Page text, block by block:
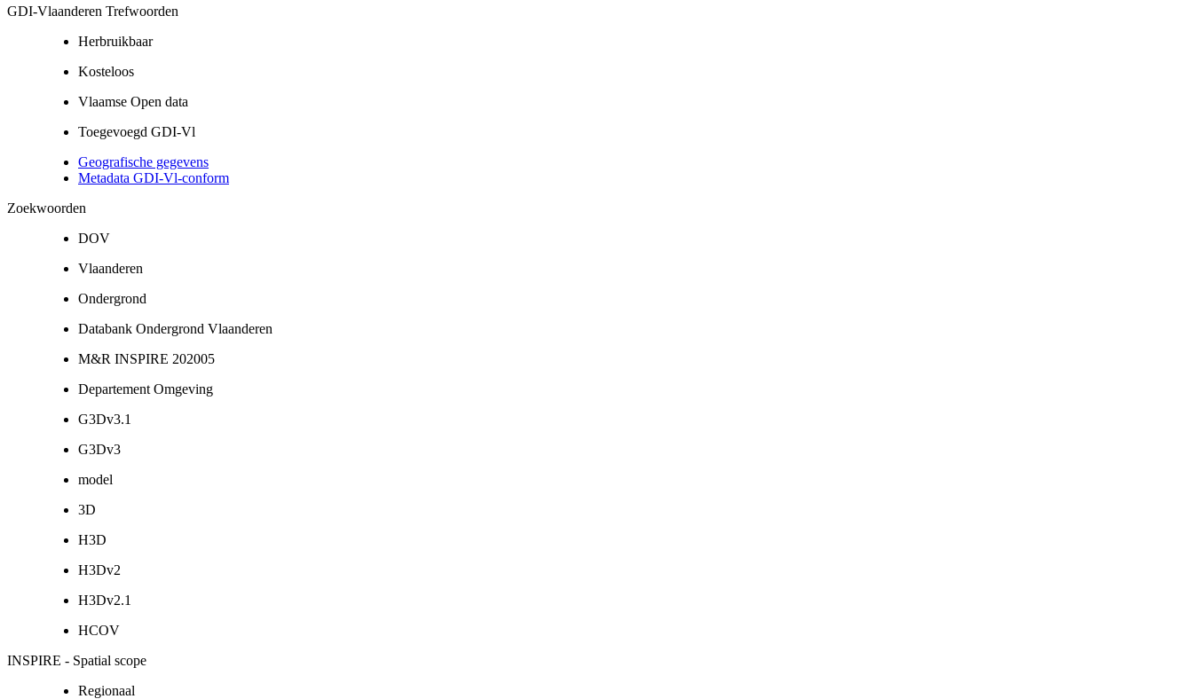
GDI-Vlaanderen Trefwoorden
Herbruikbaar
Kosteloos
Vlaamse Open data
Toegevoegd GDI-Vl
Geografische gegevens
Metadata GDI-Vl-conform
Zoekwoorden
DOV
Vlaanderen
Ondergrond
Databank Ondergrond Vlaanderen
M&R INSPIRE 202005
Departement Omgeving
G3Dv3.1
G3Dv3
model
3D
H3D
H3Dv2
H3Dv2.1
HCOV
INSPIRE - Spatial scope
Regionaal